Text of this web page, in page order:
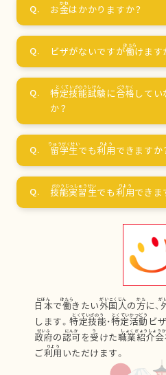
お金はかかりますか？
ビザがないですが働けます
特定技能試験に合格 してい
か？
留学生でも利用 できますか
技能実習生でも利用できま
日本で働きたい外国人の方に、
します。特定技能・特定活動 ビ
政府の認可を受けた職業紹介
ご利用 いただけます。